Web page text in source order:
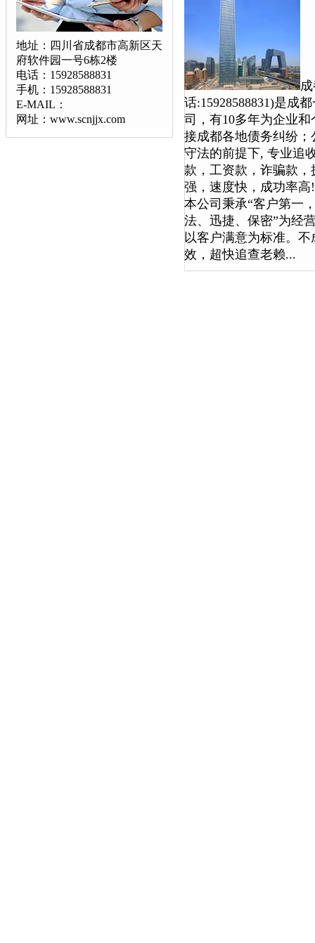
地址：四川省成都市高新区天
府软件园一号6栋2楼
电话：15928588831
手机：15928588831
E-MAIL：
网址：www.scnjjx.com
话:15928588831)是成
司，有10多年为企业
接成都各地债务纠纷
守法的前提下, 专业追
款，工资款，诈骗款
强，速度快，成功率高!
本公司秉承“客户第一
法、迅捷、保密”为经
以客户满意为标准。
效，超快追查老赖...